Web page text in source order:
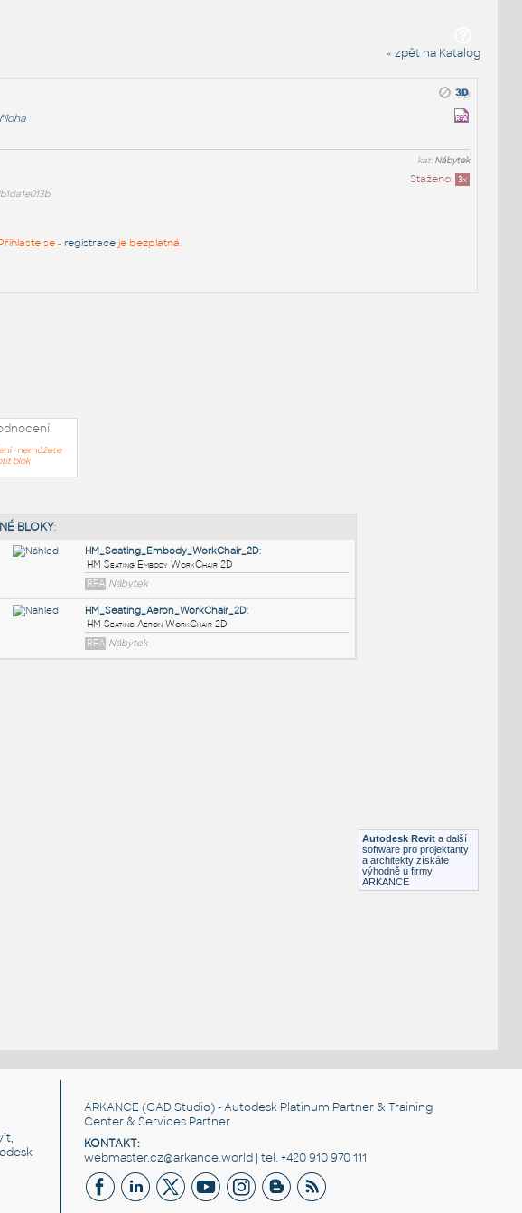
« zpět na Katalog
kat:Nábytek
Staženo: 3x
se - registraceje bezplatná.
- nemůžete
blok
Autodesk Revit a další
software pro projektanty
a architekty získáte
výhodně u firmy
ARKANCE
ARKANCE (CAD Studio) - Autodesk Platinum Partner & Training
Center & Services Partner
KONTAKT:
webmaster.cz@arkance.world | tel. +420 910 970 111